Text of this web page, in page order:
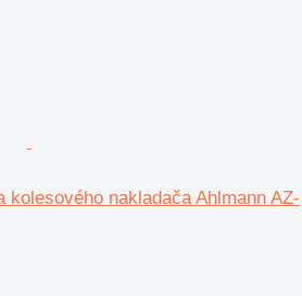
nakladača Ahlmann AZ-